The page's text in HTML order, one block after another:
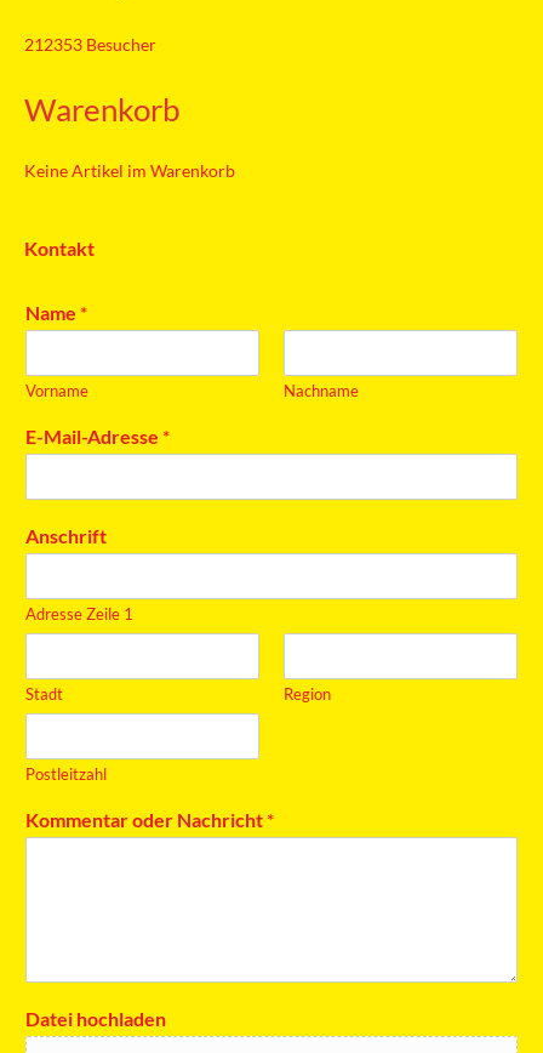
212353 Besucher
Warenkorb
Keine Artikel im Warenkorb
Kontakt
Name *
Vorname Nachname
E-Mail-Adresse *
Anschrift
Adresse Zeile 1
Stadt Region
Postleitzahl
Kommentar oder Nachricht *
Datei hochladen